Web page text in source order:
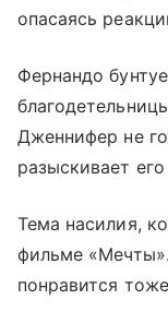
опасаясь
Фернандо
Дженнифер не
разыскивает
Тема насилия,
фильме
понравится